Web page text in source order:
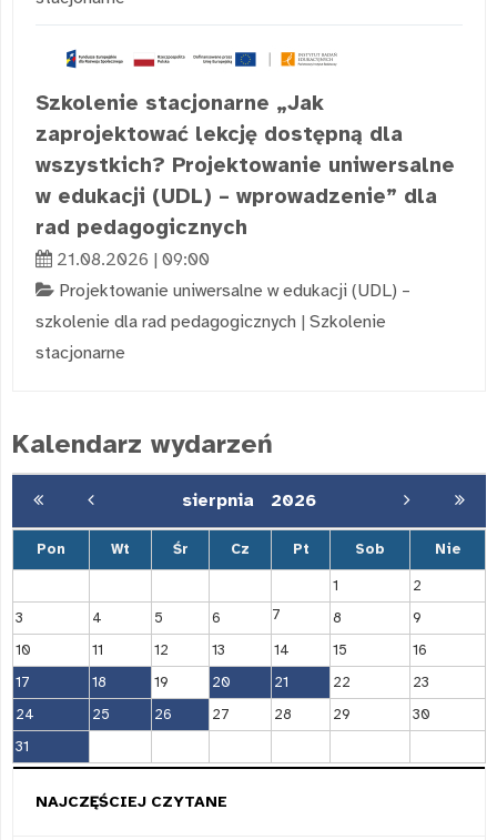
Szkolenie stacjonarne „Jak
zaprojektować lekcję dostępną dla
wszystkich? Projektowanie uniwersalne
w edukacji (UDL) – wprowadzenie” dla
rad pedagogicznych
21.08.2026 | 09:00
Projektowanie uniwersalne w edukacji (UDL) –
szkolenie dla rad pedagogicznych | Szkolenie
stacjonarne
Kalendarz wydarzeń
sierpnia 2026
Pon Wt Śr Cz Pt Sob Nie
1
2
3
4 5 6 7 8
9
10
11 12 13 14 15
16
17
18 19 20 21 22
23
24
25 26 27 28 29
30
31
NAJCZĘŚCIEJ CZYTANE